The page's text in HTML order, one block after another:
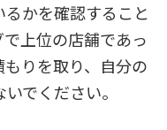
かを確認すること
上位の店舗であっ
りを取り、自分の
でください。